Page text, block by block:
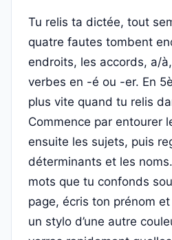
Tu relis ta dictée, tout
quatre fautes tombent
endroits, les accords, a/
verbes en -é ou -er. En
plus vite quand tu relis
Commence par entourer
ensuite les sujets, puis
déterminants et les
mots que tu confonds
page, écris ton prénom
un stylo d’une autre